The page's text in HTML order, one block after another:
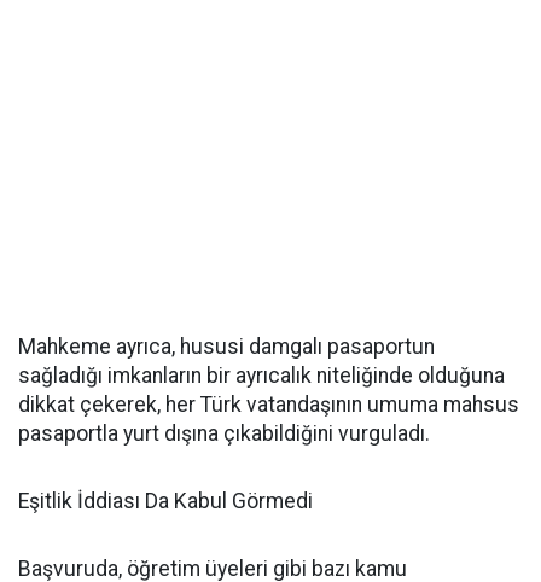
Mahkeme ayrıca, hususi damgalı pasaportun
sağladığı imkanların bir ayrıcalık niteliğinde olduğuna
dikkat çekerek, her Türk vatandaşının umuma mahsus
pasaportla yurt dışına çıkabildiğini vurguladı.
Eşitlik İddiası Da Kabul Görmedi
Başvuruda, öğretim üyeleri gibi bazı kamu